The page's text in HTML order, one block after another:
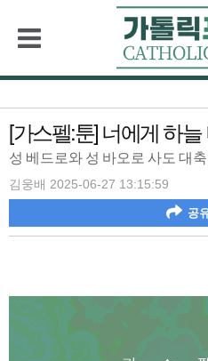
[가스펠:툰] 너에게 하
성 베드로와 성 바오로 사도 대
김웅배 2025-06-27 13:15:59
공